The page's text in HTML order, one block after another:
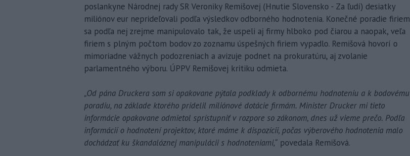
poslankyne Národnej rady SR Veroniky Remišovej (Hnutie Slovensko - Za ľudí) desiatky
miliónov eur neprideľovali podľa výsledkov odborného hodnotenia. Konečné poradie firiem
sa podľa nej zrejme manipulovalo tak, že uspeli aj firmy hlboko pod čiarou a naopak, veľa
firiem s plným počtom bodov zo zoznamu úspešných firiem vypadlo. Remišová hovorí o
mimoriadne vážnych podozreniach a avizuje podnet na prokuratúru, aj zvolanie
parlamentného výboru. ÚPPV Remišovej kritiku odmieta.
„Od pána Druckera som si opakovane pýtala podklady k odbornému hodnoteniu a k bodovému
poradiu, na základe ktorého pridelil miliónové dotácie firmám. Minister Drucker mi tieto
informácie opakovane odmietol sprístupniť v rozpore so zákonom, dnes už vieme prečo. Podľa
informácií o hodnotení projektov, ktoré máme k dispozícii, počas výberového hodnotenia malo
dochádzať ku škandalóznej manipulácii s hodnoteniami,“ povedala Remišová.